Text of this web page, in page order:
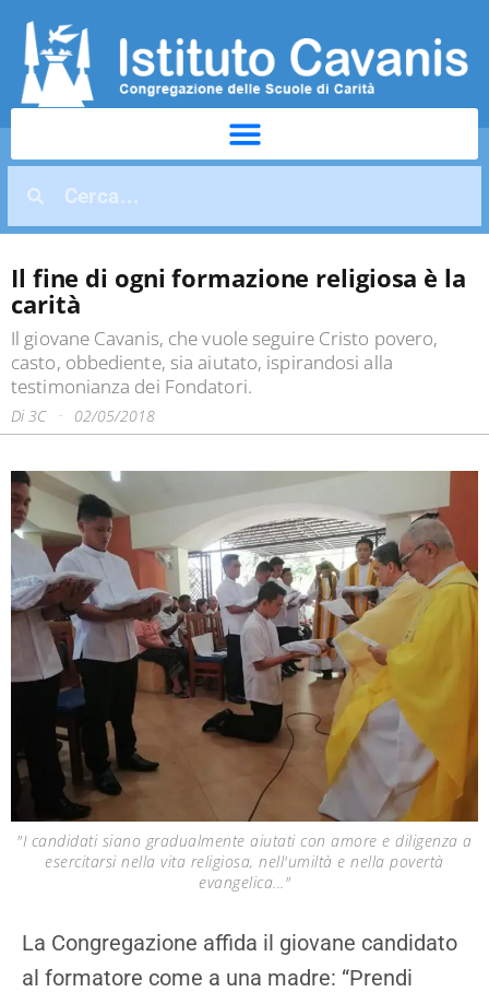
Il fine di ogni formazione religiosa è la
carità
Il giovane Cavanis, che vuole seguire Cristo povero,
casto, obbediente, sia aiutato, ispirandosi alla
testimonianza dei Fondatori.
Di 3C 02/05/2018
"I candidati siano gradualmente aiutati con amore e diligenza a
esercitarsi nella vita religiosa, nell'umiltà e nella povertà
evangelica..."
La Congregazione affida il giovane candidato
al formatore come a una madre: “Prendi